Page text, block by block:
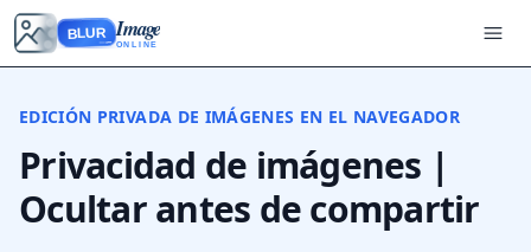
BLUR Image
ONLINE
EDICIÓN PRIVADA DE IMÁGENES EN EL NAVEGADOR
Privacidad de imágenes |
Ocultar antes de compartir